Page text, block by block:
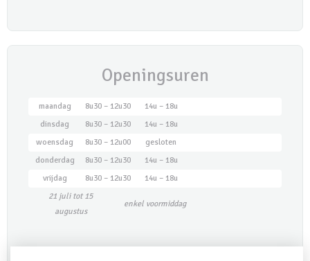
Openingsuren
maandag 8u30 – 12u30
14u – 18u
dinsdag
8u30 – 12u30
14u – 18u
woensdag
8u30 – 12u00
gesloten
donderdag
8u30 – 12u30
14u – 18u
vrijdag
8u30 – 12u30
14u – 18u
21 juli tot 15
augustus
enkel voormiddag